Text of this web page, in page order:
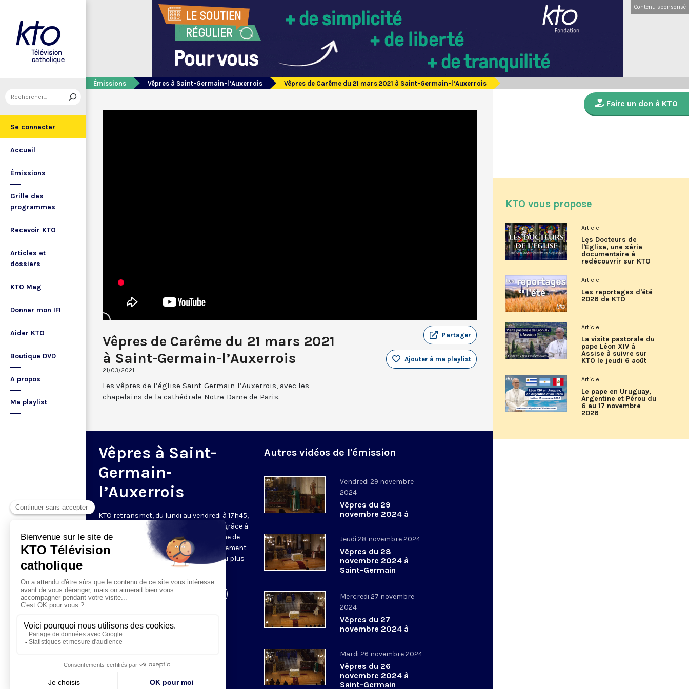
Se connecter
Accueil
Émissions
Grille des
programmes
Recevoir KTO
Articles et
dossiers
KTO Mag
Donner mon IFI
Aider KTO
Boutique DVD
A propos
Ma playlist
Contenu sponsorisé
Émissions Vêpres à Saint-Germain-l’Auxerrois Vêpres de Carême du 21 mars 2021 à Saint-Germain-l’Auxerrois
Vêpres de Carême du 21 mars 2021
à Saint-Germain-l’Auxerrois
21/03/2021
Partager
Ajouter à ma playlist
Les vêpres de l’église Saint-Germain-l’Auxerrois, avec les
chapelains de la cathédrale Notre-Dame de Paris.
Vêpres à Saint-
Germain-
l’Auxerrois
KTO retransmet, du lundi au vendredi à 17h45,
les vêpres en direct de Saint-Germain grâce à
une technologie innovante : un système de
captation multicaméra en direct totalement
automatisé, qui offre une réalisation au plus
près de la célébration.
Visiter la page de l'émission
Autres vidéos de l'émission
Vendredi 29 novembre
2024
Vêpres du 29
novembre 2024 à
Jeudi 28 novembre 2024
Vêpres du 28
novembre 2024 à
Saint-Germain
Mercredi 27 novembre
2024
Vêpres du 27
novembre 2024 à
Mardi 26 novembre 2024
Vêpres du 26
novembre 2024 à
Saint-Germain
Faire un don à KTO
KTO vous propose
Article
Les Docteurs de
l'Église, une série
documentaire à
redécouvrir sur KTO
Article
Les reportages d'été
2026 de KTO
Article
La visite pastorale du
pape Léon XIV à
Assise à suivre sur
KTO le jeudi 6 août
Article
Le pape en Uruguay,
Argentine et Pérou du
6 au 17 novembre
2026